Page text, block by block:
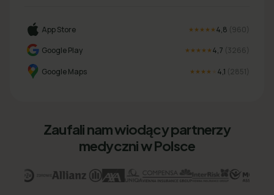
App Store ★★★★★ 4,8 (960
Google Play
★★★★★ 4,7 (3266
Google Maps ★★★★ 4,1 (2851
Zaufali nam wiodący partnerzy
medyczni w Polsce